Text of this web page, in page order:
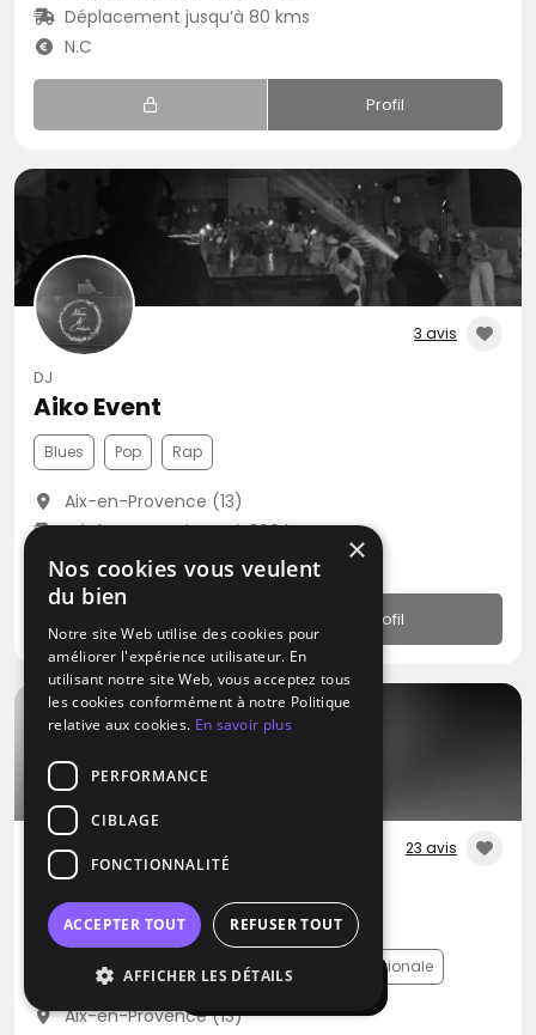
Afficher la carte
Déplacement jusqu’à 80 kms
N.C
Profil
3 avis
DJ
Aiko Event
Blues Pop Rap
Aix-en-Provence (13)
Déplacement jusqu’à 200 kms
N.C
Profil
23 avis
Nicus The Disrupt
Musique Africaine Variété Internationale
Aix-en-Provence (13)
×
Nos cookies vous veulent
du bien
Notre site Web utilise des cookies pour
améliorer l'expérience utilisateur. En
utilisant notre site Web, vous acceptez tous
les cookies conformément à notre Politique
relative aux cookies. En savoir plus
PERFORMANCE
CIBLAGE
FONCTIONNALITÉ
ACCEPTER TOUT REFUSER TOUT
AFFICHER LES DÉTAILS